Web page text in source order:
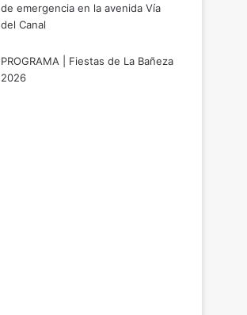
de emergencia en la avenida Vía
del Canal
PROGRAMA | Fiestas de La Bañeza
2026